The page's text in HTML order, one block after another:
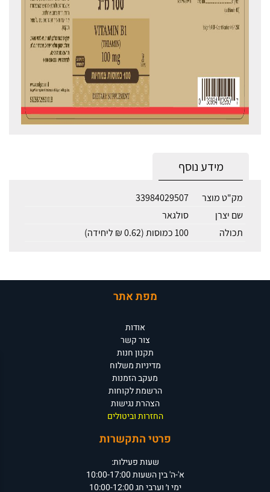
מידע נוסף
מק"ט מוצר
33984029507
שם יצרן
סולגאר
תכולה
100 כמוסות (0.62 ₪ ליחידה)
מפת אתר
אודות
צור קשר
תקנון חנות
מדיניות משלוח
מעקב הזמנות
הרשמת לקוחות
הצהרת נגישות
החזרות וביטולים
פרטי התקשרות
שעות פעילות:
א'-ה' בין השעות 10:00-17:00
ימי ו׳ וערבי חג 10:00-12:00